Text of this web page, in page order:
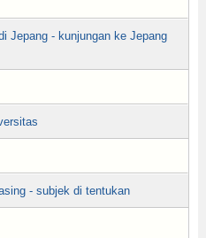
Jepang - kunjungan ke Jepang
- subjek di tentukan